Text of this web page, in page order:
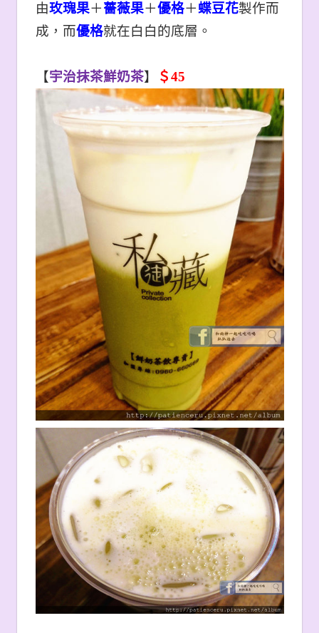
由玫瑰果＋薔薇果＋優格＋蝶豆花製作而
成，而優格就在白白的底層。
【宇治抹茶鮮奶茶】 ＄45